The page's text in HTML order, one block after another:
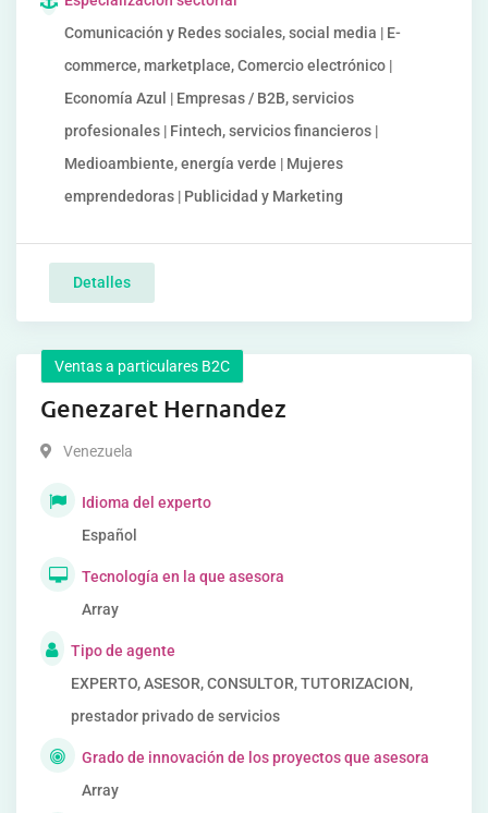
Comunicación y Redes sociales, social media | E-
commerce, marketplace, Comercio electrónico |
Economía Azul | Empresas / B2B, servicios
profesionales | Fintech, servicios financieros |
Medioambiente, energía verde | Mujeres
emprendedoras | Publicidad y Marketing
Detalles
Ventas a particulares B2C
Genezaret Hernandez
Venezuela
Idioma del experto
Español
Tecnología en la que asesora
Array
Tipo de agente
EXPERTO, ASESOR, CONSULTOR, TUTORIZACION,
prestador privado de servicios
Grado de innovación de los proyectos que asesora
Array